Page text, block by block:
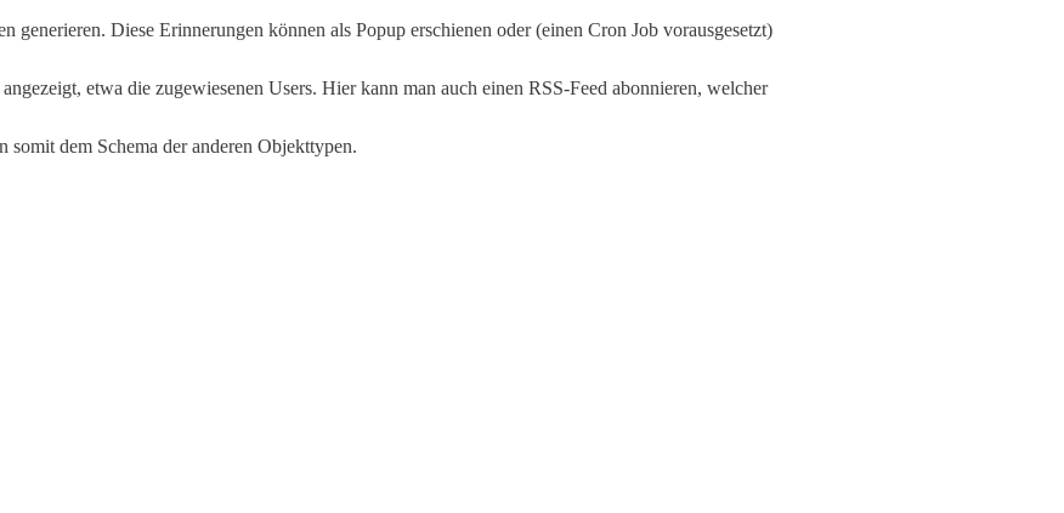
Diese Erinnerungen können als Popup erschienen oder (einen Cron Job vorausgesetzt)
etwa die zugewiesenen Users. Hier kann man auch einen RSS-Feed abonnieren, welcher
dem Schema der anderen Objekttypen.